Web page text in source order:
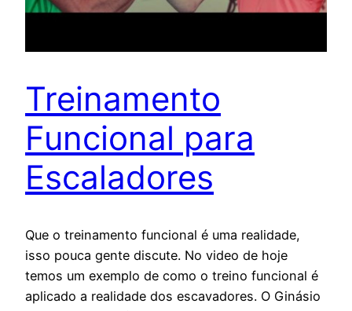
Treinamento
Funcional para
Escaladores
Que o treinamento funcional é uma realidade,
isso pouca gente discute. No video de hoje
temos um exemplo de como o treino funcional é
aplicado a realidade dos escavadores. O Ginásio